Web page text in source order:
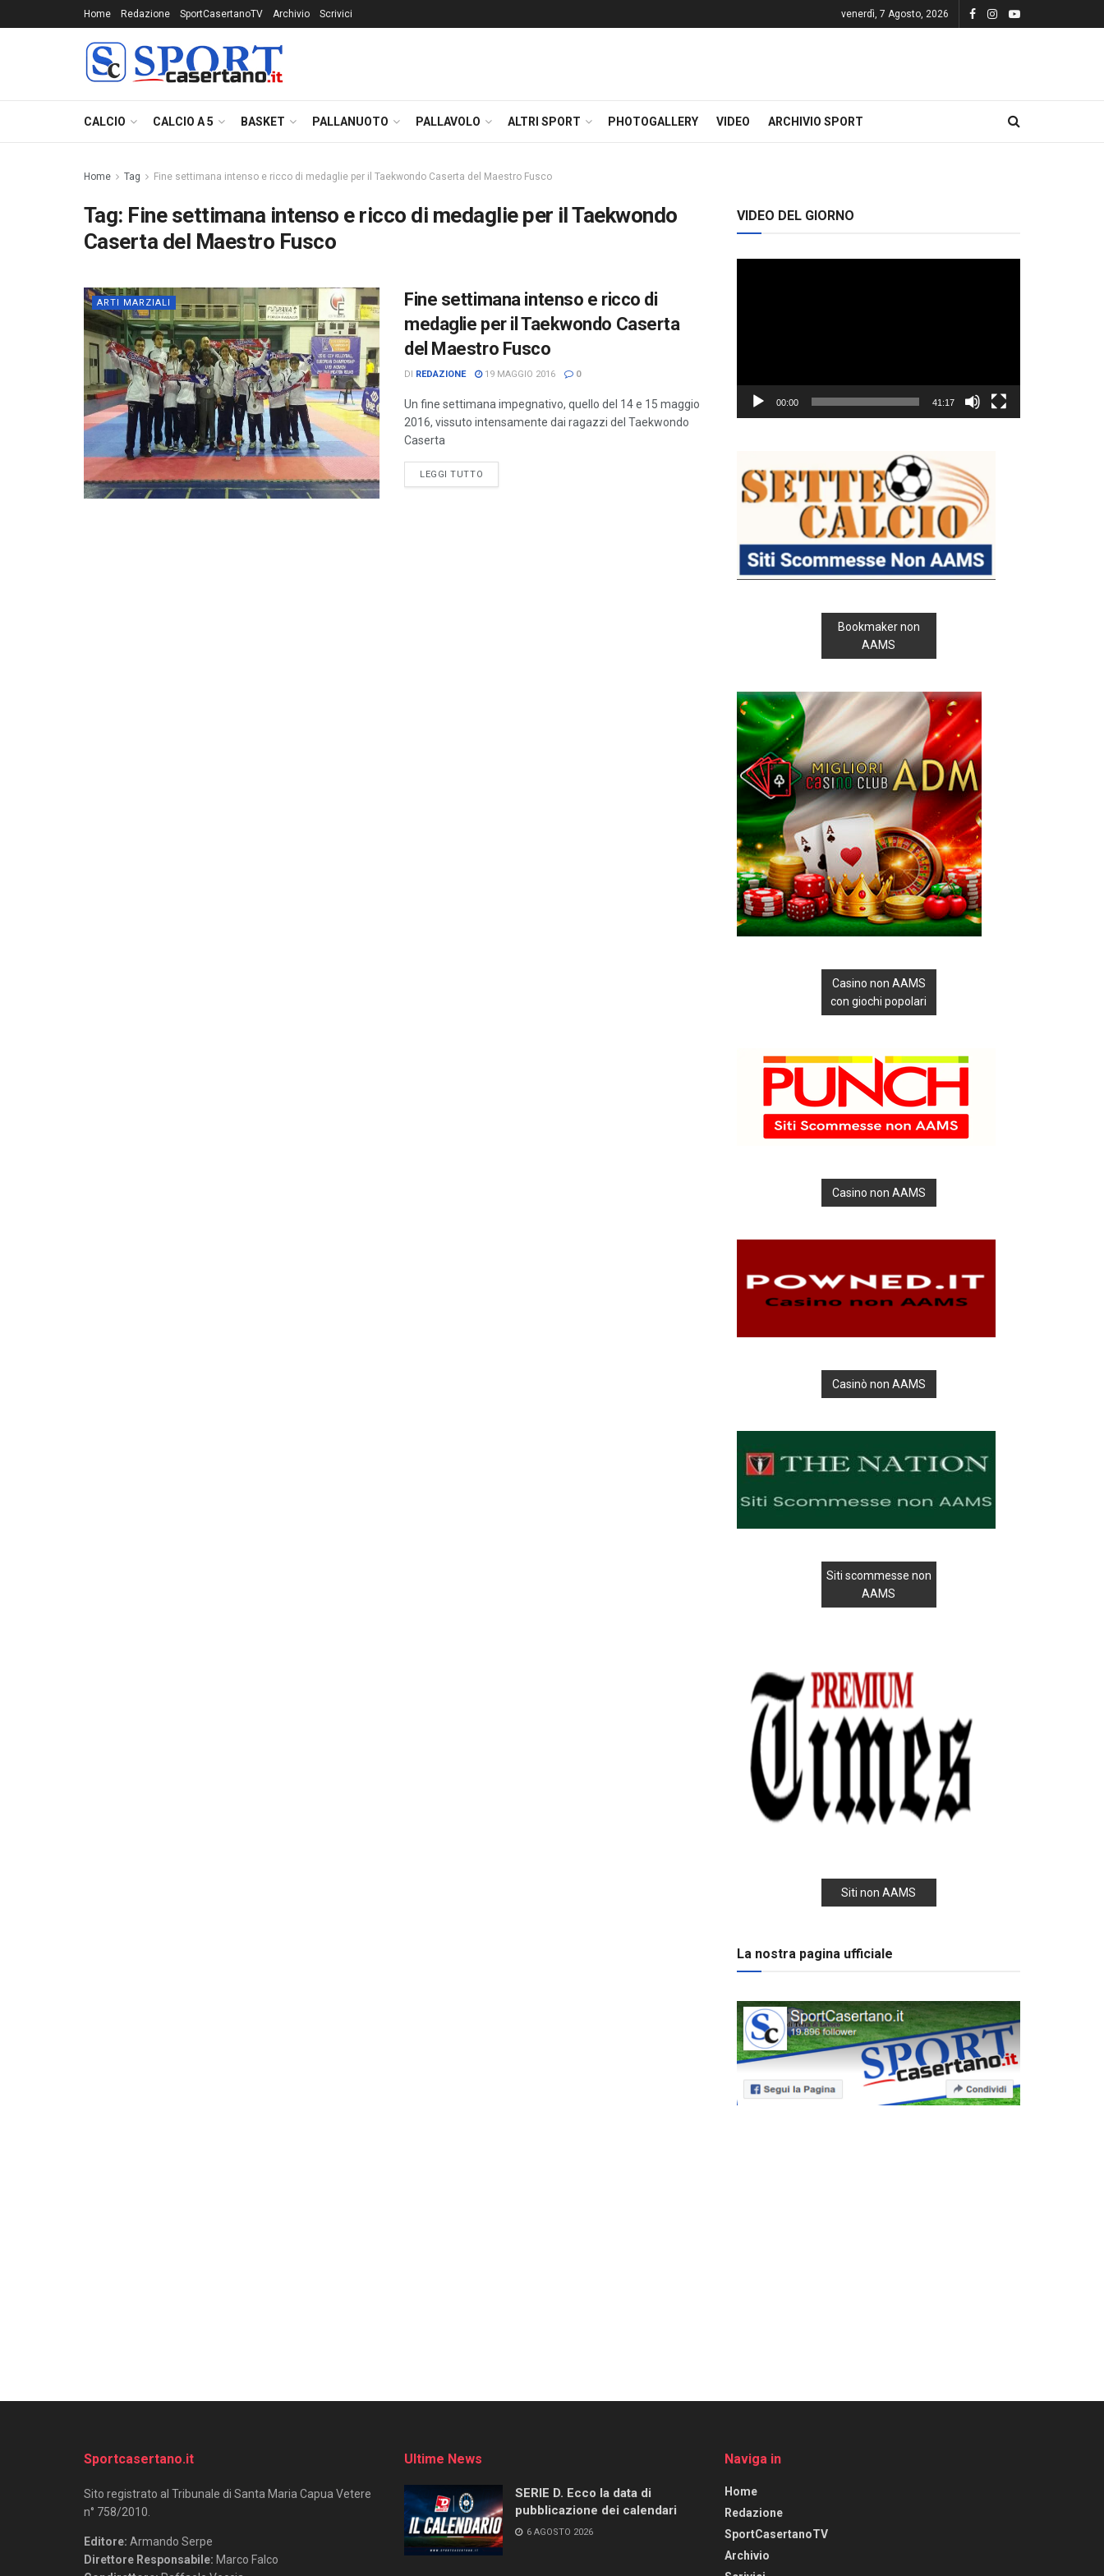
Home Redazione SportCasertanoTV Archivio Scrivici venerdì, 7 Agosto, 2026
CALCIO CALCIO A 5 BASKET PALLANUOTO PALLAVOLO ALTRI SPORT PHOTOGALLERY VIDEO ARCHIVIO SPORT
Home Tag Fine settimana intenso e ricco di medaglie per il Taekwondo Caserta del Maestro Fusco
Tag: Fine settimana intenso e ricco di medaglie per il Taekwondo
Caserta del Maestro Fusco
ARTI MARZIALI
Fine settimana intenso e ricco di
medaglie per il Taekwondo Caserta
del Maestro Fusco
DI REDAZIONE 19 MAGGIO 2016 0
Un fine settimana impegnativo, quello del 14 e 15 maggio
2016, vissuto intensamente dai ragazzi del Taekwondo
Caserta
LEGGI TUTTO
VIDEO DEL GIORNO
00:00 41:17
Bookmaker non
AAMS
Casino non AAMS
con giochi popolari
Casino non AAMS
Casinò non AAMS
Siti scommesse non
AAMS
Siti non AAMS
La nostra pagina ufficiale
Sportcasertano.it
Sito registrato al Tribunale di Santa Maria Capua Vetere
n° 758/2010.
Editore: Armando Serpe
Direttore Responsabile: Marco Falco
Ultime News
SERIE D. Ecco la data di
pubblicazione dei calendari
6 AGOSTO 2026
Naviga in
Home
Redazione
SportCasertanoTV
Archivio